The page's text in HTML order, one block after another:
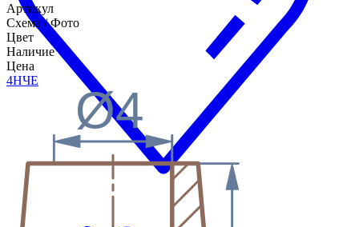
Артикул
Схема / Фото
Цвет
Наличие
Цена
4НЧЕ
Ø4